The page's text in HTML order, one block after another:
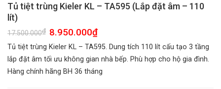
Tủ tiệt trùng Kieler KL – TA595 (Lắp đặt âm – 110
lít)
17.500.000₫ Giá
gốc
là:
17.500.000₫.
8.950.000₫Giá
tại
là:
8.950.000₫.
Tủ tiệt trùng Kieler KL – TA595. Dung tích 110 lít cấu tạo 3 tầng
lắp đặt âm tối ưu không gian nhà bếp. Phù hợp cho hộ gia đình.
Hàng chính hãng BH 36 tháng